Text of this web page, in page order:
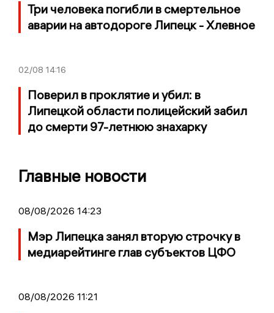
Три человека погибли в смертельное
аварии на автодороге Липецк - Хлевное
02/08 14:16
Поверил в проклятие и убил: в
Липецкой области полицейский забил
до смерти 97-летнюю знахарку
Главные новости
08/08/2026 14:23
Мэр Липецка занял вторую строчку в
медиарейтинге глав субъектов ЦФО
08/08/2026 11:21